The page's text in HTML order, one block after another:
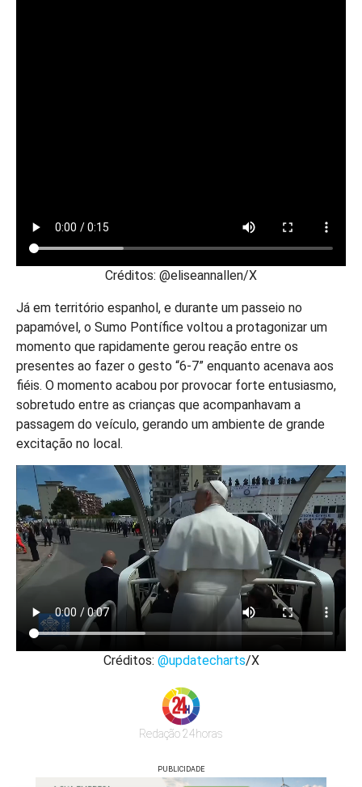
Créditos: @eliseannallen/X
Já em território espanhol, e durante um passeio no
papamóvel, o Sumo Pontífice voltou a protagonizar um
momento que rapidamente gerou reação entre os
presentes ao fazer o gesto “6-7” enquanto acenava aos
fiéis. O momento acabou por provocar forte entusiasmo,
sobretudo entre as crianças que acompanhavam a
passagem do veículo, gerando um ambiente de grande
excitação no local.
Créditos: @updatecharts/X
Redação 24horas
PUBLICIDADE